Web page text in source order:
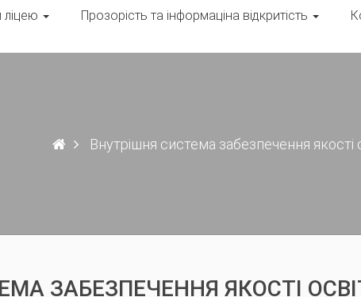
ліцею Прозорість та інформаціна відкритість
Внутрішня система забезпечення якості
ЗАБЕЗПЕЧЕННЯ ЯКОСТІ